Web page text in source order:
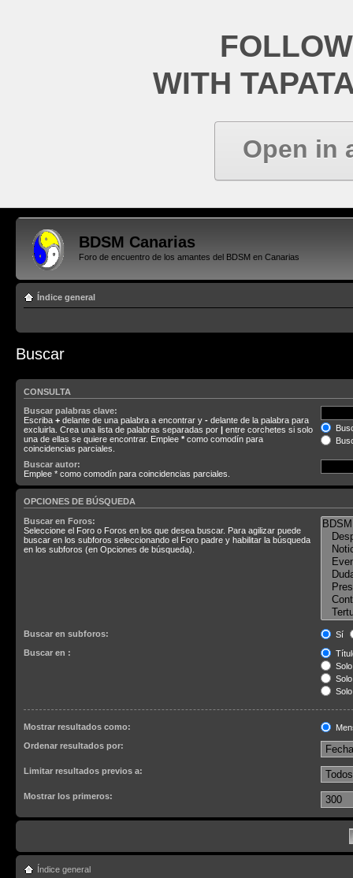
WITH
Open in
BDSM Canarias
Foro de encuentro de los amantes del BDSM en Canarias
Índice general
Buscar
CONSULTA
Buscar palabras clave:
Escriba + delante de una palabra a encontrar y - delante de la palabra para
excluirla. Crea una lista de palabras separadas por | entre corchetes si solo
una de ellas se quiere encontrar. Emplee * como comodín para
coincidencias parciales.
Buscar autor:
Emplee * como comodín para coincidencias parciales.
OPCIONES DE BÚSQUEDA
Buscar en Foros:
Seleccione el Foro o Foros en los que desea buscar. Para agilizar puede
buscar en los subforos seleccionando el Foro padre y habilitar la búsqueda
en los subforos (en Opciones de búsqueda).
Buscar en subforos:
Sí
Buscar en :
Mostrar resultados como:
Ordenar resultados por:
Limitar resultados previos a:
Mostrar los primeros:
Índice general